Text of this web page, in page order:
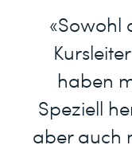
«Sowohl
haben
Speziell
aber auch